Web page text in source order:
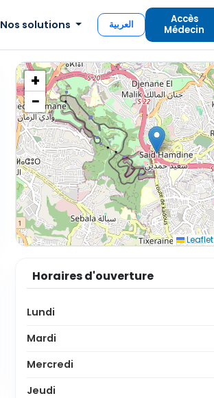
Nos solutions العربية
Accès
Médecin
+
−
Leaflet
Horaires d'ouverture
Lundi
Mardi
Mercredi
Jeudi